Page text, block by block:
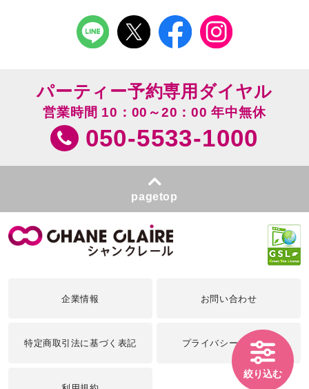
絞り込む
パーティー予約専用ダイヤル
営業時間 10：00～20：00 年中無休
050-5533-1000
pagetop
企業情報 お問い合わせ
特定商取引法に基づく表記 プライバシーポリシー